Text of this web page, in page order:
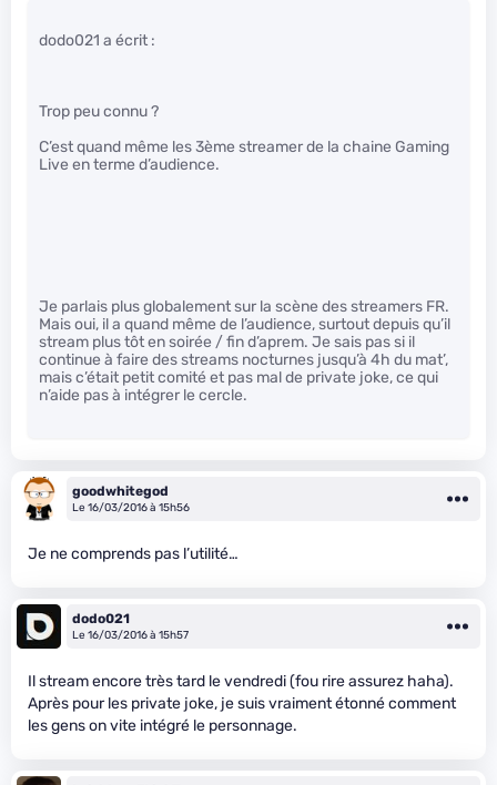
dodo021 a écrit :
Trop peu connu ?
C’est quand même les 3ème streamer de la chaine Gaming
Live en terme d’audience.
Je parlais plus globalement sur la scène des streamers FR.
Mais oui, il a quand même de l’audience, surtout depuis qu’il
stream plus tôt en soirée / fin d’aprem. Je sais pas si il
continue à faire des streams nocturnes jusqu’à 4h du mat’,
mais c’était petit comité et pas mal de private joke, ce qui
n’aide pas à intégrer le cercle.
goodwhitegod
Le 16/03/2016 à 15h56
Je ne comprends pas l’utilité…
dodo021
Le 16/03/2016 à 15h57
Il stream encore très tard le vendredi (fou rire assurez haha).
Après pour les private joke, je suis vraiment étonné comment
les gens on vite intégré le personnage.